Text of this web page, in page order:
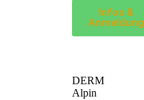
Infos &
Anmeldung
DERM
Alpin